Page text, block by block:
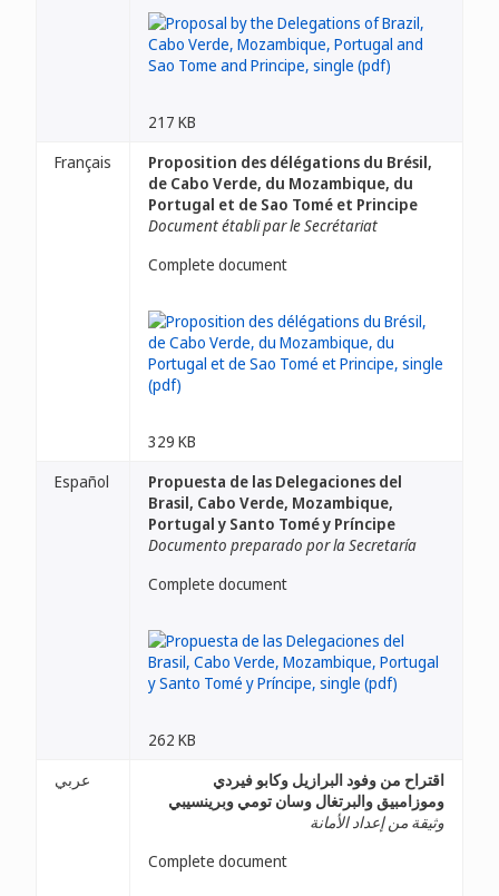
217 KB
Français
Proposition des délégations du Brésil,
de Cabo Verde, du Mozambique, du
Portugal et de Sao Tomé et Principe
Document établi par le Secrétariat
Complete document
329 KB
Español
Propuesta de las Delegaciones del
Brasil, Cabo Verde, Mozambique,
Portugal y Santo Tomé y Príncipe
Documento preparado por la Secretaría
Complete document
262 KB
عربي
اقتراح من وفود البرازيل وكابو فيردي
وموزامبيق والبرتغال وسان تومي وبرينسيبي
وثيقة من إعداد الأمانة
Complete document